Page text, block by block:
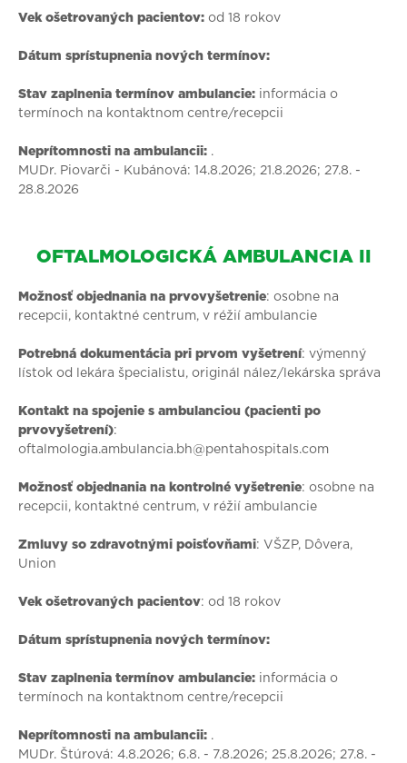
Vek ošetrovaných pacientov: od 18 rokov
Dátum sprístupnenia nových termínov:
Stav zaplnenia termínov ambulancie: informácia o
termínoch na kontaktnom centre/recepcii
Neprítomnosti na ambulancii: .
MUDr. Piovarči - Kubánová: 14.8.2026; 21.8.2026; 27.8. -
28.8.2026
OFTALMOLOGICKÁ AMBULANCIA II
Možnosť objednania na prvovyšetrenie: osobne na
recepcii, kontaktné centrum, v réžií ambulancie
Potrebná dokumentácia pri prvom vyšetrení: výmenný
lístok od lekára špecialistu, originál nález/lekárska správa
Kontakt na spojenie s ambulanciou (pacienti po
prvovyšetrení):
oftalmologia.ambulancia.bh@pentahospitals.com
Možnosť objednania na kontrolné vyšetrenie: osobne na
recepcii, kontaktné centrum, v réžií ambulancie
Zmluvy so zdravotnými poisťovňami: VŠZP, Dôvera,
Union
Vek ošetrovaných pacientov: od 18 rokov
Dátum sprístupnenia nových termínov:
Stav zaplnenia termínov ambulancie: informácia o
termínoch na kontaktnom centre/recepcii
Neprítomnosti na ambulancii: .
MUDr. Štúrová: 4.8.2026; 6.8. - 7.8.2026; 25.8.2026; 27.8. -